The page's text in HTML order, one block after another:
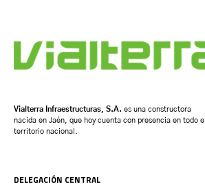
Vialterra Infraestructuras, S.A. es una constructora
nacida en Jaén, que hoy cuenta con presencia en todo el
territorio nacional.
DELEGACIÓN CENTRAL